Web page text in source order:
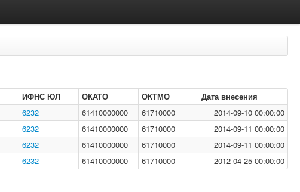
ИФНС ЮЛ ОКАТО ОКТМО
Дата внесения
6232 61410000000 61710000
2014-09-10 00:00:00
6232 61410000000 61710000
2014-09-11 00:00:00
6232 61410000000 61710000
2014-09-11 00:00:00
6232 61410000000 61710000 2012-04-25 00:00:00